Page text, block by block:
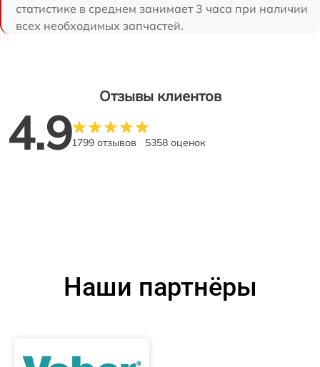
статистике в среднем занимает 3 часа при наличии
всех необходимых запчастей.
Отзывы клиентов
4.91799 отзывов 5358 оценок
Наши партнёры